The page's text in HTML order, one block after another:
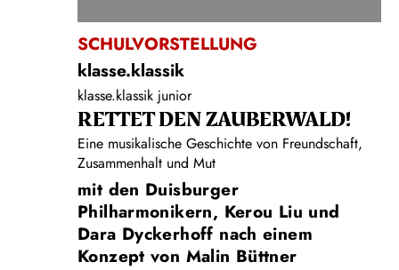
SCHULVORSTELLUNG
klasse.klassik
klasse.klassik junior
RETTET DEN ZAUBERWALD!
Eine musikalische Geschichte von Freundschaft,
Zusammenhalt und Mut
mit den Duisburger
Philharmonikern, Kerou Liu und
Dara Dyckerhoff nach einem
Konzept von Malin Büttner